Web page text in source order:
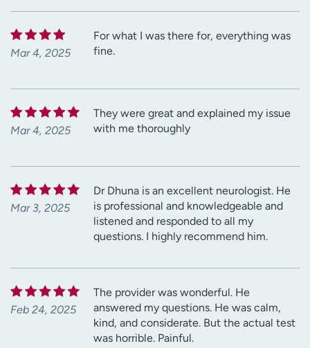
Mar 4, 2025
For what I was there for, everything was
fine.
Mar 4, 2025
They were great and explained my issue
with me thoroughly
Mar 3, 2025
Dr Dhuna is an excellent neurologist. He
is professional and knowledgeable and
listened and responded to all my
questions. I highly recommend him.
Feb 24, 2025
The provider was wonderful. He
answered my questions. He was calm,
kind, and considerate. But the actual test
was horrible. Painful.